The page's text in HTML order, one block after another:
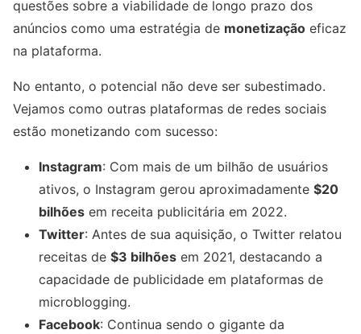
questões sobre a viabilidade de longo prazo dos
anúncios como uma estratégia de monetização eficaz
na plataforma.
No entanto, o potencial não deve ser subestimado.
Vejamos como outras plataformas de redes sociais
estão monetizando com sucesso:
Instagram: Com mais de um bilhão de usuários
ativos, o Instagram gerou aproximadamente $20
bilhões em receita publicitária em 2022.
Twitter: Antes de sua aquisição, o Twitter relatou
receitas de $3 bilhões em 2021, destacando a
capacidade de publicidade em plataformas de
microblogging.
Facebook: Continua sendo o gigante da